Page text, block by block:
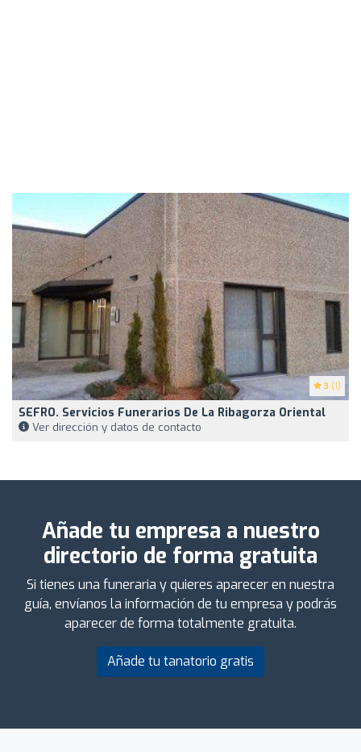
3 (1)
SEFRO. Servicios Funerarios De La Ribagorza Oriental
Ver dirección y datos de contacto
Añade tu empresa a nuestro
directorio de forma gratuita
Si tienes una funeraria y quieres aparecer en nuestra
guía, envíanos la información de tu empresa y podrás
aparecer de forma totalmente gratuita.
Añade tu tanatorio gratis